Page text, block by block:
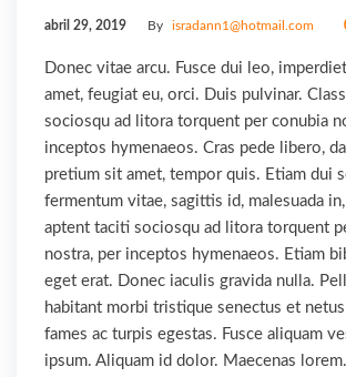
abril 29, 2019 By isradann1@hotmail.com
Donec vitae arcu. Fusce dui leo,
amet, feugiat eu, orci. Duis pulvinar.
sociosqu ad litora torquent per conubia
inceptos hymenaeos. Cras pede libero,
pretium sit amet, tempor quis. Etiam dui
fermentum vitae, sagittis id, malesuada
aptent taciti sociosqu ad litora torquent
nostra, per inceptos hymenaeos. Etiam
eget erat. Donec iaculis gravida nulla.
habitant morbi tristique senectus et
fames ac turpis egestas. Fusce aliquam
ipsum. Aliquam id dolor. Maecenas